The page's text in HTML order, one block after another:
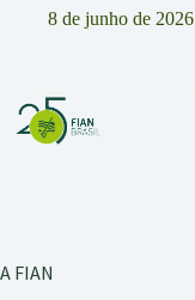
8 de junho de 2026
A FIAN